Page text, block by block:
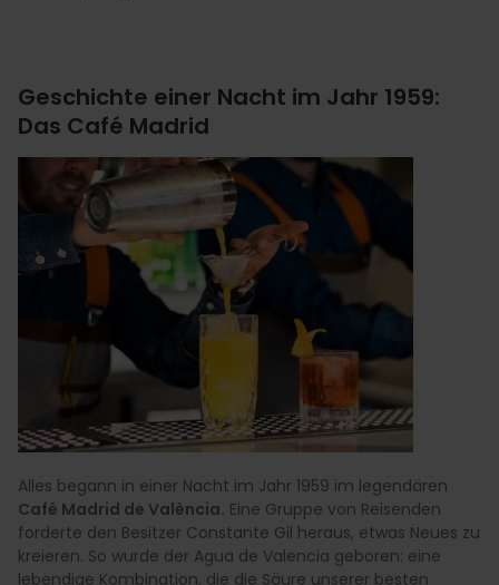
Geschichte einer Nacht im Jahr 1959:
Das Café Madrid
Alles begann in einer Nacht im Jahr 1959 im legendären
Café Madrid de València. Eine Gruppe von Reisenden
forderte den Besitzer Constante Gil heraus, etwas Neues zu
kreieren. So wurde der Agua de Valencia geboren: eine
lebendige Kombination, die die Säure unserer besten